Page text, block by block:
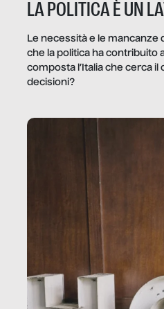
LA POLITICA È UN
Le necessità e le mancanze
che la politica ha contribuito
composta l’Italia che cerca
decisioni?